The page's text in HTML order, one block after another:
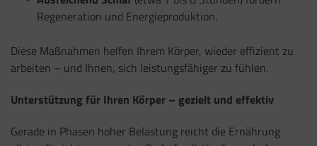
Regeneration und Energieproduktion.
Diese Maßnahmen helfen Ihrem Körper, wieder effizient zu
arbeiten – und Ihnen, sich leistungsfähiger zu fühlen.
Unterstützung für Ihren Körper – gezielt und effektiv
Gerade in Phasen hoher Belastung reicht die Ernährung